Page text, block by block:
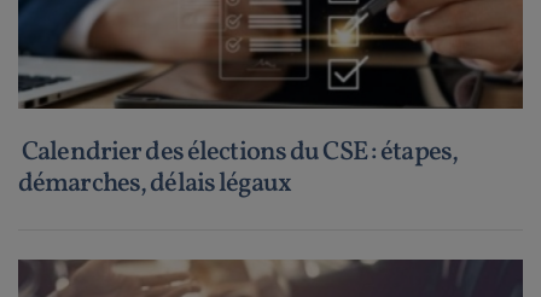
Calendrier des élections du CSE : étapes,
démarches, délais légaux